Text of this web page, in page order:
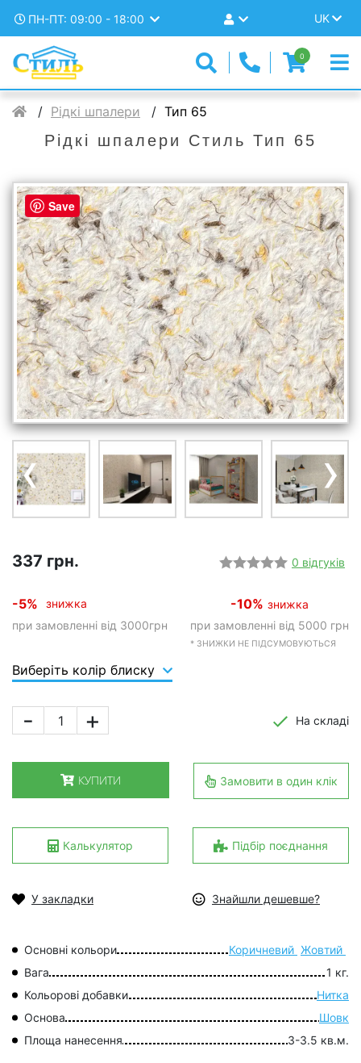
ПН-ПТ: 09:00 - 18:00 UK
0
Рідкі шпалери Тип 65
Рідкі шпалери Стиль Тип 65
‹ ›
337 грн. 0 відгуків
-5%
знижка
при замовленні від 3000грн
-10% знижка
при замовленні від 5000 грн
* ЗНИЖКИ НЕ ПІДСУМОВУЮТЬСЯ
Виберіть колір блиску
- + На складі
КУПИТИ Замовити в один клік
Калькулятор Підбір поєднання
У закладки Знайшли дешевше?
Основні кольори Коричневий Жовтий
Вага
1 кг.
Кольорові добавки
Нитка
Основа
Шовк
Площа нанесення
3-3.5 кв.м.
Save